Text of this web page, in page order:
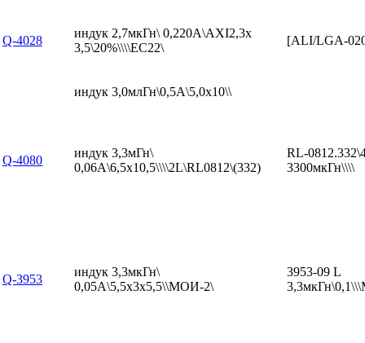
Q-4028
индук 2,7мкГн\ 0,220А\AXI2,3x
3,5\20%\\\\EC22\
[ALI/LGA-
индук 3,0млГн\0,5А\5,0x10\\
Q-4080
индук 3,3мГн\
0,06А\6,5x10,5\\\\2L\RL0812\(332)
RL-
3300мкГн\\\\
Q-3953
индук 3,3мкГн\
0,05А\5,5x3x5,5\\МОИ-2\
3953-09 L